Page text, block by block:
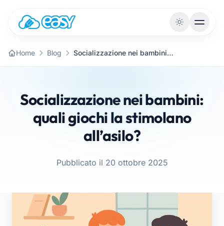
Home Blog Socializzazione nei bambini: quali giochi la stimolano all’asilo?
Socializzazione nei bambini:
quali giochi la stimolano
all’asilo?
Pubblicato il 20 ottobre 2025